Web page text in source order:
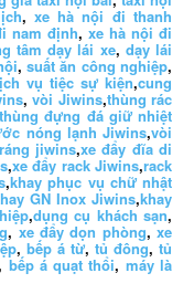
, xe hà nội đi thanh
nam định,xe hà nội đi
tâm dạy lái xe, dạy lái
,suất ăn công nghiệp,
vụ tiệc sự kiện,cung
, vòi Jiwins,thùng rác
thùng đựng đá giữ nhiệt
nóng lạnh Jiwins,vòi
jiwins,xe đẩy đĩa di
,xe đẩy rack Jiwins,rack
,khay phục vụ chữ nhật
GN Inox Jiwins,khay
,dụng cụ khách sạn,
, xe đẩy dọn phòng,xe
,bếp á từ,tủ đông,tủ
bếp á quạt thổi, máy là